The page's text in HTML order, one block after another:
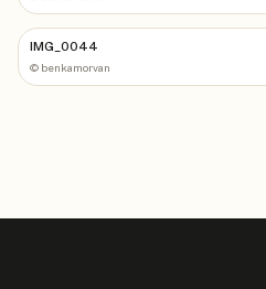
IMG_0044
© benkamorvan